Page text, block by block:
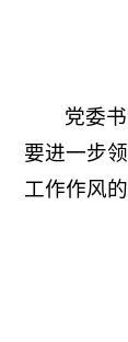
党委
要进一步
工作作风